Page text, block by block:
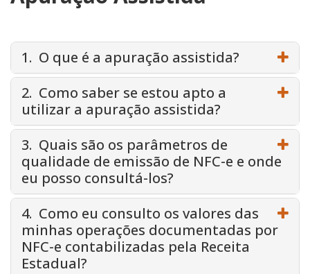
1. O que é a apuração assistida?
2. Como saber se estou apto a
utilizar a apuração assistida?
3. Quais são os parâmetros de
qualidade de emissão de NFC-e e onde
eu posso consultá-los?
4. Como eu consulto os valores das
minhas operações documentadas por
NFC-e contabilizadas pela Receita
Estadual?